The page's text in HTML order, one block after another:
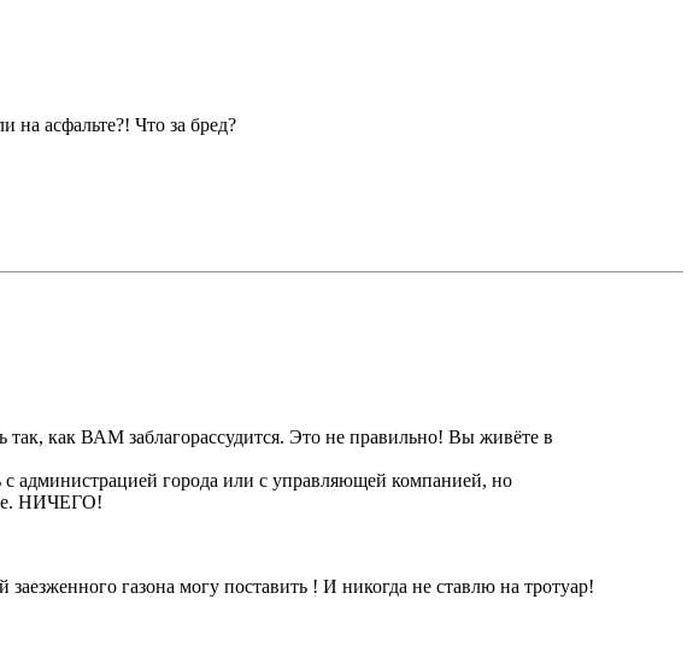
асфальте?! Что за бред?
как ВАМ заблагорассудится. Это не правильно! Вы живёте в
администрацией города или с управляющей компанией, но
НИЧЕГО!
газона могу поставить ! И никогда не ставлю на тротуар!